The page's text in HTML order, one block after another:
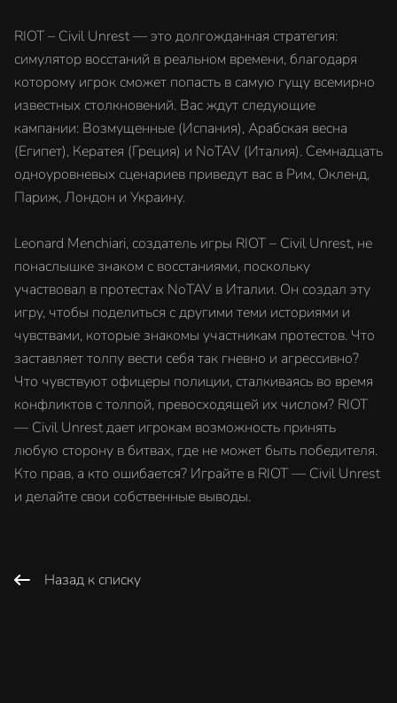
RIOT – Civil Unrest — это долгожданная стратегия:
симулятор восстаний в реальном времени, благодаря
которому игрок сможет попасть в самую гущу всемирно
известных столкновений. Вас ждут следующие
кампании: Возмущенные (Испания), Арабская весна
(Египет), Кератея (Греция) и NoTAV (Италия). Семнадцать
одноуровневых сценариев приведут вас в Рим, Окленд,
Париж, Лондон и Украину.
Leonard Menchiari, создатель игры RIOT – Civil Unrest, не
понаслышке знаком с восстаниями, поскольку
участвовал в протестах NoTAV в Италии. Он создал эту
игру, чтобы поделиться с другими теми историями и
чувствами, которые знакомы участникам протестов. Что
заставляет толпу вести себя так гневно и агрессивно?
Что чувствуют офицеры полиции, сталкиваясь во время
конфликтов с толпой, превосходящей их числом? RIOT
— Civil Unrest дает игрокам возможность принять
любую сторону в битвах, где не может быть победителя.
Кто прав, а кто ошибается? Играйте в RIOT — Civil Unrest
и делайте свои собственные выводы.
Назад к списку